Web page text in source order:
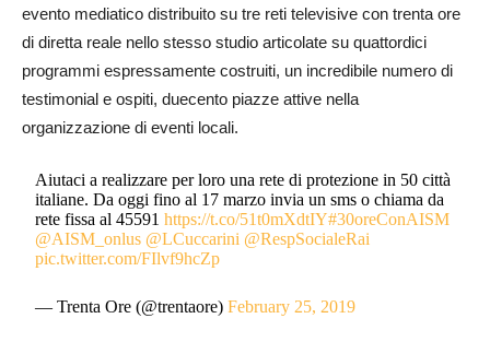
evento mediatico distribuito su tre reti televisive con trenta ore
di diretta reale nello stesso studio articolate su quattordici
programmi espressamente costruiti, un incredibile numero di
testimonial e ospiti, duecento piazze attive nella
organizzazione di eventi locali.
Aiutaci a realizzare per loro una rete di protezione in 50 città
italiane. Da oggi fino al 17 marzo invia un sms o chiama da
rete fissa al 45591https://t.co/51t0mXdtIY#30oreConAISM
@AISM_onlus @LCuccarini @RespSocialeRai
pic.twitter.com/FIlvf9hcZp
— Trenta Ore (@trentaore)February 25, 2019